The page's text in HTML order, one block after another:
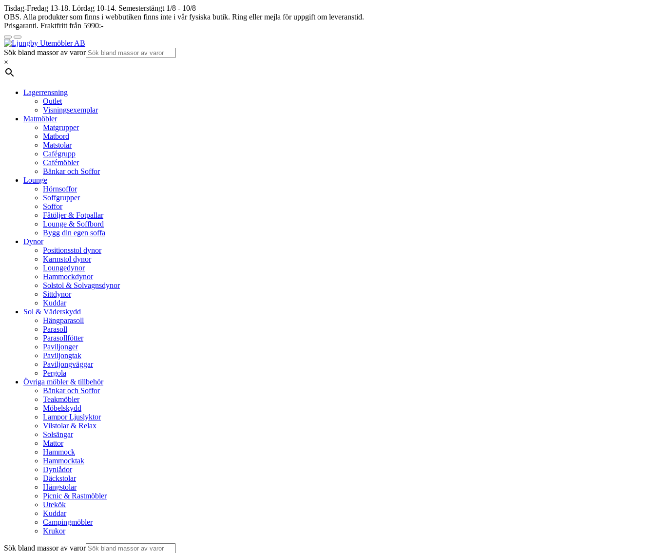
Tisdag-Fredag 13-18. Lördag 10-14. Semesterstängt 1/8 - 10/8
OBS. Alla produkter som finns i webbutiken finns inte i vår fysiska butik. Ring eller mejla för uppgift om leveranstid.
Prisgaranti. Fraktfritt från 5990:-
Sök bland massor av varor
×
Lagerrensning
Outlet
Visningsexemplar
Matmöbler
Matgrupper
Matbord
Matstolar
Cafégrupp
Cafémöbler
Bänkar och Soffor
Lounge
Hörnsoffor
Soffgrupper
Soffor
Fåtöljer & Fotpallar
Lounge & Soffbord
Bygg din egen soffa
Dynor
Positionsstol dynor
Karmstol dynor
Loungedynor
Hammockdynor
Solstol & Solvagnsdynor
Sittdynor
Kuddar
Sol & Väderskydd
Hängparasoll
Parasoll
Parasollfötter
Paviljonger
Paviljongtak
Paviljongväggar
Pergola
Övriga möbler & tillbehör
Bänkar och Soffor
Teakmöbler
Möbelskydd
Lampor Ljuslyktor
Vilstolar & Relax
Solsängar
Mattor
Hammock
Hammocktak
Dynlådor
Däckstolar
Hängstolar
Picnic & Rastmöbler
Utekök
Kuddar
Campingmöbler
Krukor
Sök bland massor av varor